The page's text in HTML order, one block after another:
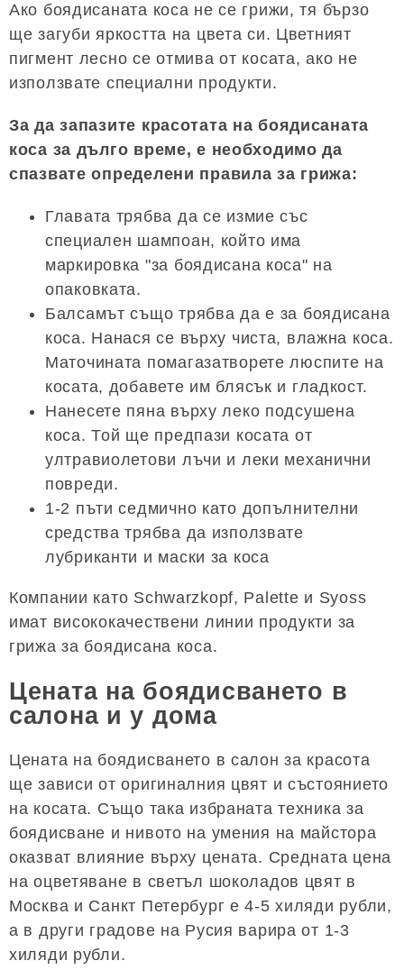
Ако боядисаната коса не се грижи, тя бързо
ще загуби яркостта на цвета си. Цветният
пигмент лесно се отмива от косата, ако не
използвате специални продукти.
За да запазите красотата на боядисаната
коса за дълго време, е необходимо да
спазвате определени правила за грижа:
Главата трябва да се измие със
специален шампоан, който има
маркировка "за боядисана коса" на
опаковката.
Балсамът също трябва да е за боядисана
коса. Нанася се върху чиста, влажна коса.
Маточината помагазатворете люспите на
косата, добавете им блясък и гладкост.
Нанесете пяна върху леко подсушена
коса. Той ще предпази косата от
ултравиолетови лъчи и леки механични
повреди.
1-2 пъти седмично като допълнителни
средства трябва да използвате
лубриканти и маски за коса
Компании като Schwarzkopf, Palette и Syoss
имат висококачествени линии продукти за
грижа за боядисана коса.
Цената на боядисването в
салона и у дома
Цената на боядисването в салон за красота
ще зависи от оригиналния цвят и състоянието
на косата. Също така избраната техника за
боядисване и нивото на умения на майстора
оказват влияние върху цената. Средната цена
на оцветяване в светъл шоколадов цвят в
Москва и Санкт Петербург е 4-5 хиляди рубли,
а в други градове на Русия варира от 1-3
хиляди рубли.